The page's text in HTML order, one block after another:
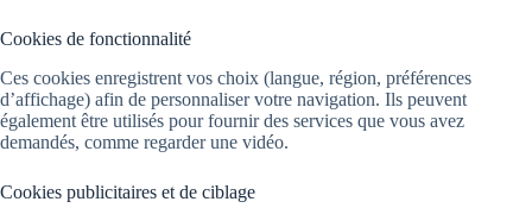
Cookies de fonctionnalité
Ces cookies enregistrent vos choix (langue, région, préférences
d’affichage) afin de personnaliser votre navigation. Ils peuvent
également être utilisés pour fournir des services que vous avez
demandés, comme regarder une vidéo.
Cookies publicitaires et de ciblage